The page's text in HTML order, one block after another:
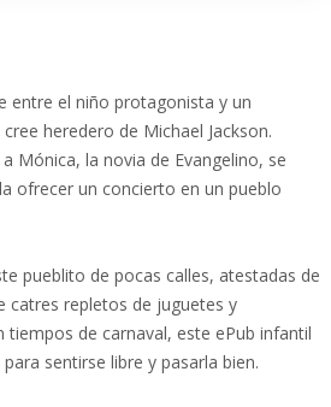
entre el niño protagonista y un
heredero de Michael Jackson.
Mónica, la novia de Evangelino, se
ofrecer un concierto en un pueblo
pueblito de pocas calles, atestadas de
catres repletos de juguetes y
tiempos de carnaval, este ePub infantil
sentirse libre y pasarla bien.